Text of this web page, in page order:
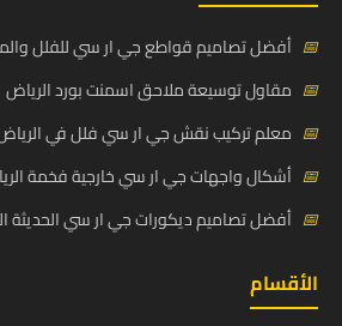
📅 أفضل تصاميم قواطع جي ار سي للفلل
📅 مقاول توسيعة ملاحق اسمنت بورد الرياض
📅 معلم تركيب نقش جي ار سي فلل في
📅 أشكال واجهات جي ار سي خارجية فخمة
📅 أفضل تصاميم ديكورات جي ار سي الحديثة
الأقسام